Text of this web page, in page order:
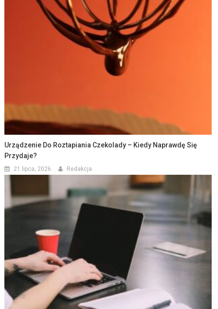
Urządzenie Do Roztapiania Czekolady – Kiedy Naprawdę Się
Przydaje?
21 lipca, 2026 Redakcja